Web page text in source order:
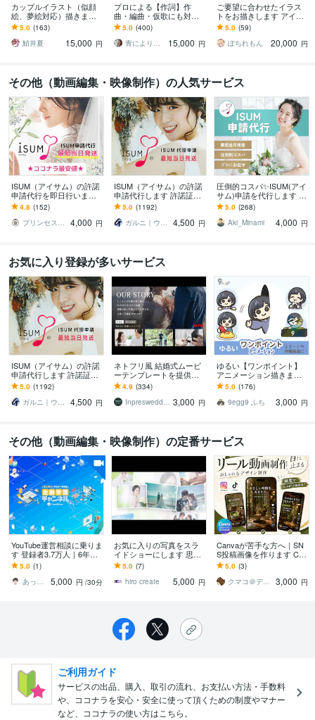
カップルイラスト（似顔
絵、夢絵対応）描きます
アイコン、立ち絵などあ
なたの活動に協力させて
ください！
5.0 (163)
鯖井夏
15,000 円
プロによる【作詞】作
曲・編曲・仮歌にも対応
します テレビ出演歴あり/
CM・映画主題歌の作詞も
手掛けたプロが提供
5.0 (400)
青により｜マルチクリエイター
15,000 円
ご要望に合わせたイラス
トをお描きします アイコ
ン、ヘッダー、サムネ、
グッズなどイラストをお
描きします
5.0 (59)
ぽちれもん
20,000 円
その他（動画編集・映像制作）の人気サービス
ISUM（アイサム）の許諾
申請代行を即日行います
丁寧なご案内での安心の
実績。自作ムービーに曲
入れの悩み解決。
4.8 (152)
プリンセスネット
4,000 円
ISUM（アイサム）の許諾
申請代行します 許諾証発
送。複数曲の申請も承り
ます！JASRAC申請も可
能
5.0 (1192)
ガルニ｜ウェディングムービー＆ギフト
4,500 円
圧倒的コスパ✨ISUM(アイ
サム)申請を代行します 最
短当日発送！圧倒的コス
パ！プロにお任せ！
5.0 (268)
Aki_Minami
4,000 円
お気に入り登録が多いサービス
ISUM（アイサム）の許諾
申請代行します 許諾証発
送。複数曲の申請も承り
ます！JASRAC申請も可
能
5.0 (1192)
ガルニ｜ウェディングムービー＆ギフト
4,500 円
ネトフリ風 結婚式ムービ
ーテンプレートを提供し
ます 披露宴を盛り上げ
る！パワポで自作可能な
プロフィールムービー！
4.9 (334)
Inpreswedding 3,000 円
ゆるい【ワンポイント】
アニメーション描きます
「20種類から選べる！」
配信画面・ブログなどの
飾りに！
5.0 (176)
9egg9 ふち
3,000 円
その他（動画編集・映像制作）の定番サービス
YouTube運営相談に乗りま
す 登録者3.7万人｜6年の
経験から親身にアドバイ
ス
5.0 (1)
あっきー YouTubeCh運営
5,000 円 /30分
お気に入りの写真をスラ
イドショーにします 思い
出の写真の良さを最大限
に引き出します。
5.0 (7)
hiro create
5,000 円
Canvaが苦手な方へ｜SN
S投稿画像を作ります Can
vaが苦手な方のSNS投稿
をサポート致します！
5.0 (3)
クマコ＠デザイン
3,000 円
ご利用ガイド
サービスの出品、購入、取引の流れ、お支払い方法・手数料
や、ココナラを安心・安全に使って頂くための制度やマナー
など、ココナラの使い方はこちら。